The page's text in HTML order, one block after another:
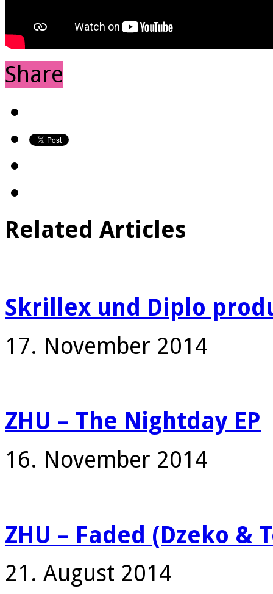
Share
Related Articles
Skrillex und Diplo
17. November 2014
ZHU – The Nightday EP
16. November 2014
ZHU – Faded (Dzeko &
21. August 2014